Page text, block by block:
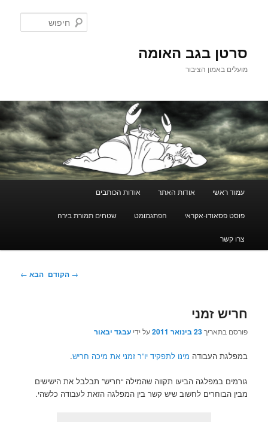
סרטן בגב האומה
מועלים באמון הציבור
עמוד ראשי אודות האתר אודות הכותבים
פוסט פסאודו-אקראי הפתגמומט שטחים תמורת בירה
צרו קשר
ניווט
→ הקודם הבא ←
חריש זמני
פורסם בתאריך23 בינואר 2011 על ידיעבגד יבאור
במפלגת העבודה מינו לתפקיד יו”ר זמני את מיכה חריש.
גורמים במפלגה הביעו תקווה שהמילה “חריש” תבלבל את הישישים
מבין הבוחרים לחשוב שיש קשר בין המפלגה הזאת לעבודה כלשהי.